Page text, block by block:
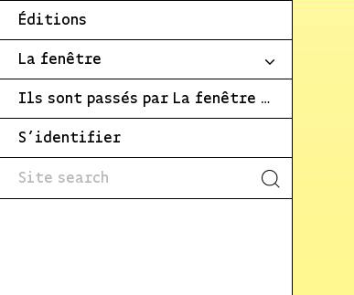
Éditions
La fenêtre
Ils sont passés par La fenêtre …
S’identifier